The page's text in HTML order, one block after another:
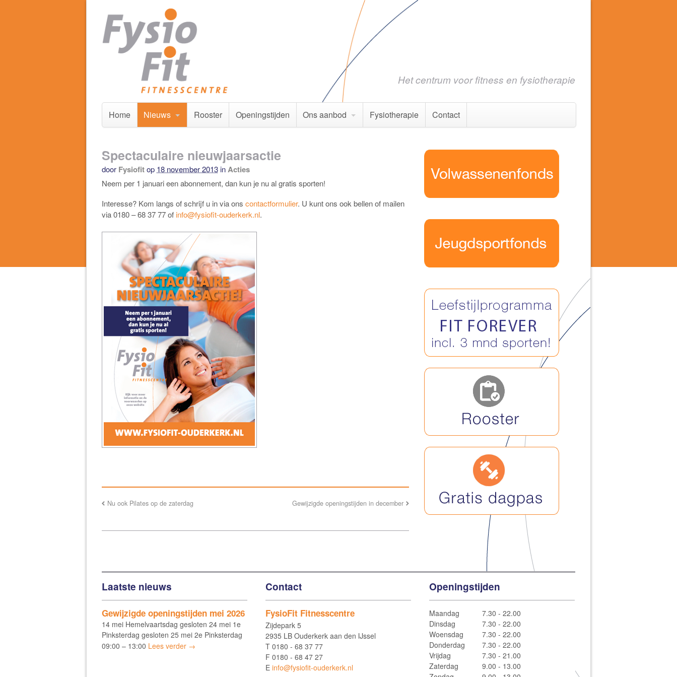
Het centrum voor fitness en fysiotherapie
Home Nieuws Rooster Openingstijden Ons aanbod Fysiotherapie Contact
Spectaculaire nieuwjaarsactie
door Fysiofitop 18 november 2013 inActies
Neem per 1 januari een abonnement, dan kun je nu al gratis sporten!
Interesse? Kom langs of schrijf u in via ons contactformulier. U kunt ons ook bellen of mailen
via 0180 – 68 37 77 of info@fysiofit-ouderkerk.nl.
Nu ook Pilates op de zaterdag Gewijzigde openingstijden in december
Laatste nieuws
Gewijzigde openingstijden mei 2026
14 mei Hemelvaartsdag gesloten 24 mei 1e
Pinksterdag gesloten 25 mei 2e Pinksterdag
09:00 – 13:00 Lees verder →
Contact
FysioFit Fitnesscentre
Zijdepark 5
2935 LB Ouderkerk aan den IJssel
T0180 - 68 37 77
F 0180 - 68 47 27
E info@fysiofit-ouderkerk.nl
Openingstijden
Maandag
7.30 - 22.00
Dinsdag
7.30 - 22.00
Woensdag
7.30 - 22.00
Donderdag
7.30 - 22.00
Vrijdag
7.30 - 21.00
Zaterdag
9.00 - 13.00